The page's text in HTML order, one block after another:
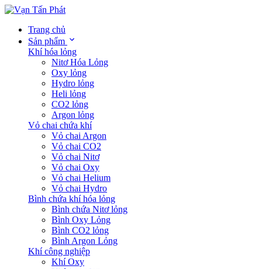
Trang chủ
Sản phẩm
Khí hóa lỏng
Nitơ Hóa Lỏng
Oxy lỏng
Hydro lỏng
Heli lỏng
CO2 lỏng
Argon lỏng
Vỏ chai chứa khí
Vỏ chai Argon
Vỏ chai CO2
Vỏ chai Nitơ
Vỏ chai Oxy
Vỏ chai Helium
Vỏ chai Hydro
Bình chứa khí hóa lỏng
Bình chứa Nitơ lỏng
Bình Oxy Lỏng
Bình CO2 lỏng
Bình Argon Lỏng
Khí công nghiệp
Khí Oxy